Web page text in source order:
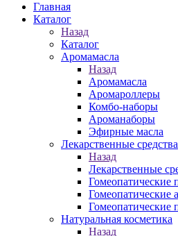
Главная
Каталог
Назад
Каталог
Аромамасла
Назад
Аромамасла
Аромароллеры
Комбо-наборы
Ароманаборы
Эфирные масла
Лекарственные средства
Назад
Лекарственные
Гомеопатические
Гомеопатические
Гомеопатические
Натуральная косметика
Назад